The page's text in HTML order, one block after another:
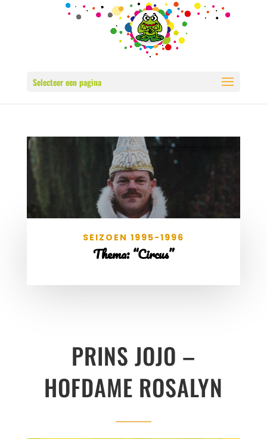
Selecteer een pagina
SEIZOEN 1995-1996
Thema: “Circus”
PRINS JOJO –
HOFDAME ROSALYN